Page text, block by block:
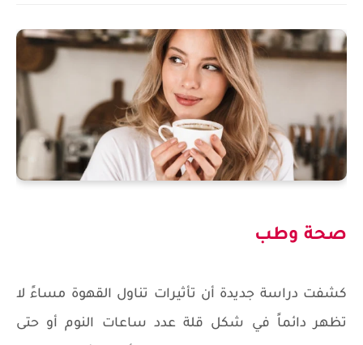
صحة وطب
كشفت دراسة جديدة أن تأثيرات تناول القهوة مساءً لا
تظهر دائماً في شكل قلة عدد ساعات النوم أو حتى